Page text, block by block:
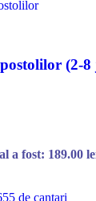
(2-
a fost: 189.00